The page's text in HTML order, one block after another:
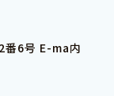
番6号 E-ma内